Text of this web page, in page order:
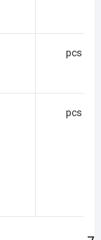
pcs
pcs